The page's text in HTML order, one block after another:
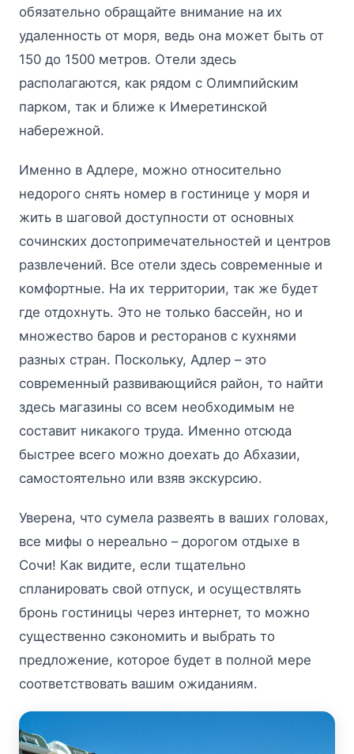
обязательно обращайте внимание на их
удаленность от моря, ведь она может быть от
150 до 1500 метров. Отели здесь
располагаются, как рядом с Олимпийским
парком, так и ближе к Имеретинской
набережной.
Именно в Адлере, можно относительно
недорого снять номер в гостинице у моря и
жить в шаговой доступности от основных
сочинских достопримечательностей и центров
развлечений. Все отели здесь современные и
комфортные. На их территории, так же будет
где отдохнуть. Это не только бассейн, но и
множество баров и ресторанов с кухнями
разных стран. Поскольку, Адлер – это
современный развивающийся район, то найти
здесь магазины со всем необходимым не
составит никакого труда. Именно отсюда
быстрее всего можно доехать до Абхазии,
самостоятельно или взяв экскурсию.
Уверена, что сумела развеять в ваших головах,
все мифы о нереально – дорогом отдыхе в
Сочи! Как видите, если тщательно
спланировать свой отпуск, и осуществлять
бронь гостиницы через интернет, то можно
существенно сэкономить и выбрать то
предложение, которое будет в полной мере
соответствовать вашим ожиданиям.